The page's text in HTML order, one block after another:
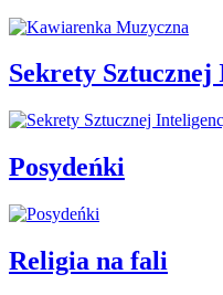
Sekrety
Posydeńki
Religia na fali